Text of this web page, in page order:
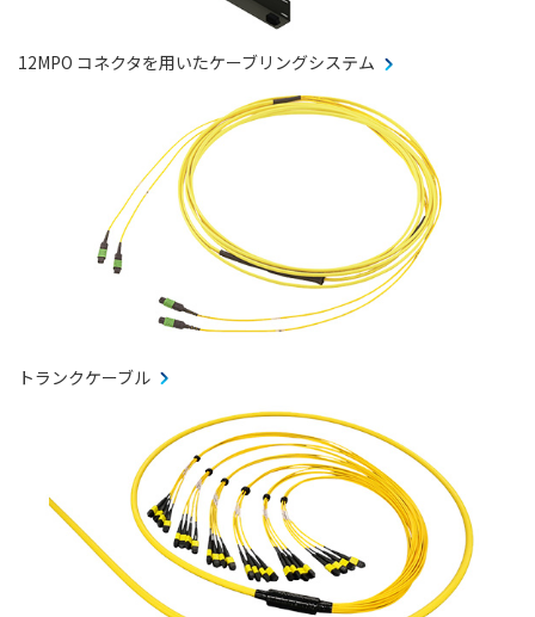
12MPO コネクタを用いたケーブリングシステム
トランクケーブル